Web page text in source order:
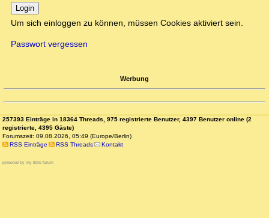
Login
Um sich einloggen zu können, müssen Cookies aktiviert sein.
Passwort vergessen
Werbung
257393 Einträge in 18364 Threads, 975 registrierte Benutzer, 4397 Benutzer online (2
registrierte, 4395 Gäste)
Forumszeit: 09.08.2026, 05:49 (Europe/Berlin)
RSS Einträge
RSS Threads Kontakt
powered by my little forum